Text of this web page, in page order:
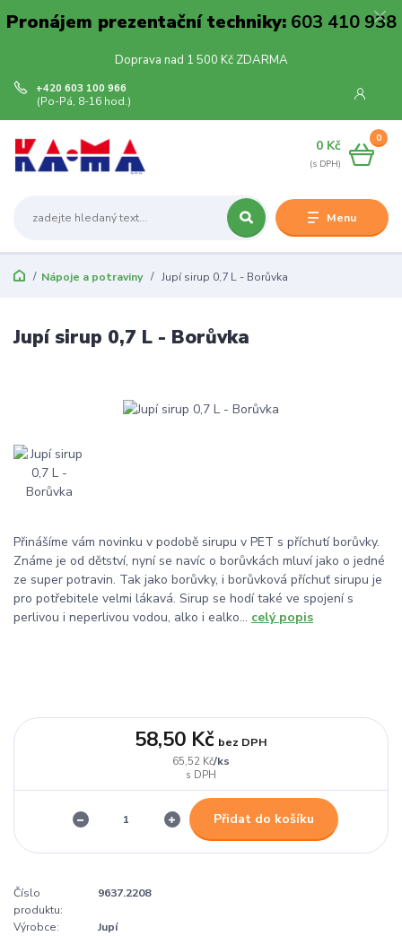
Pronájem prezentační techniky:603 410 938
Doprava nad 1 500 Kč ZDARMA
Menu
+420 603 100 966
(Po-Pá, 8-16 hod.)
0
0 Kč
Nápoje a potraviny Jupí sirup 0,7 L - Borůvka
Jupí sirup 0,7 L - Borůvka
Přinášíme vám novinku v podobě sirupu v PET s příchutí borůvky.
Známe je od dětství, nyní se navíc o borůvkách mluví jako o jedné
ze super potravin. Tak jako borůvky, i borůvková příchuť sirupu je
pro potřebitele velmi lákavá. Sirup se hodí také ve spojení s
perlivou i neperlivou vodou, alko i ealko... celý popis
65,52 Kč/ks
58,50 Kč bez DPH
Přidat do košíku
Číslo
produktu:
9637.2208
Výrobce: Jupí